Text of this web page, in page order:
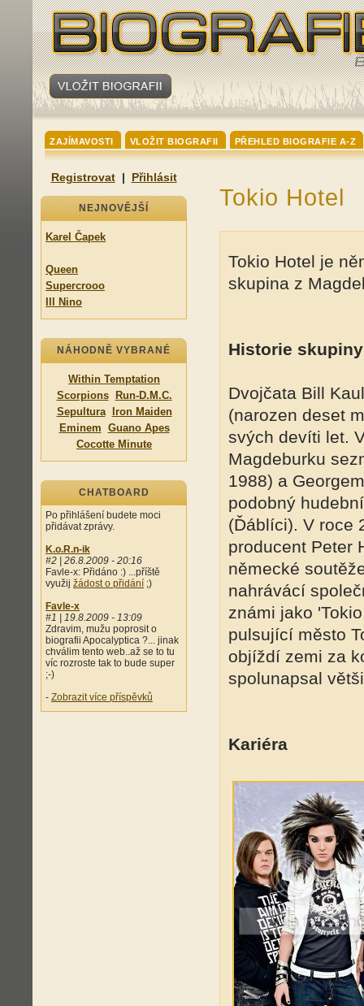
ZAJÍMAVOSTI VLOŽIT BIOGRAFII PŘEHLED BIOGRAFIE A-Z
Registrovat| Přihlásit
NEJNOVĚJŠÍ
Karel Čapek
Queen
Supercrooo
Ill Nino
NÁHODNĚ VYBRANÉ
Within Temptation
Scorpions
Run-D.M.C.
Sepultura
Iron Maiden
Eminem Guano Apes
Cocotte Minute
CHATBOARD
Po přihlášení budete moci
přidávat zprávy.
K.o.R.n-ik
#2 | 26.8.2009 - 20:16
Favle-x: Přidáno :) ...příště
využij žádost o přidání ;)
Favle-x
#1 | 19.8.2009 - 13:09
Zdravim, mužu poprosit o
biografii Apocalyptica ?... jinak
chválim tento web..až se to tu
víc rozroste tak to bude super
;-)
- Zobrazit více příspěvků
Tokio Hotel
Tokio Hotel je
skupina z
Historie skupiny
Dvojčata Bill
(narozen deset
svých devíti let.
Magdeburku
1988) a
podobný
(Ďáblíci). V roce
producent Peter
německé
nahrávácí
známi jako
pulsující město
objíždí zemi za
spolunapsal
Kariéra